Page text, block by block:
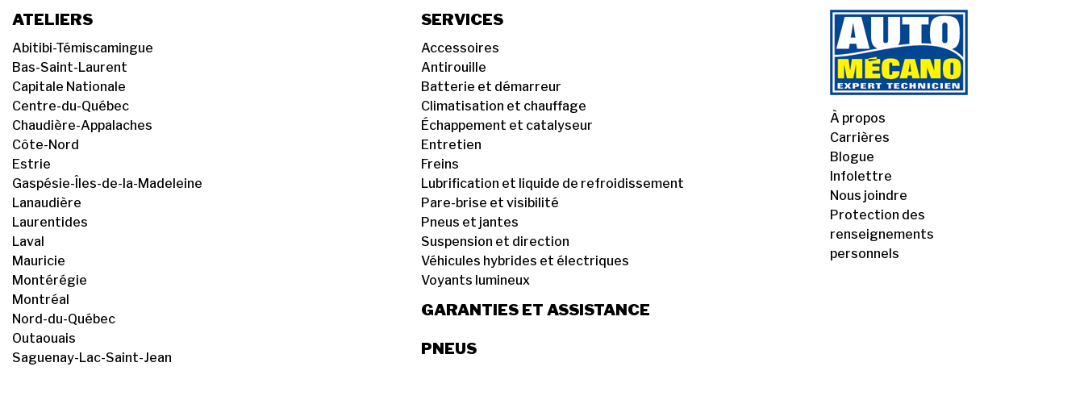
ATELIERS
Abitibi-Témiscamingue
Bas-Saint-Laurent
Capitale Nationale
Centre-du-Québec
Chaudière-Appalaches
Côte-Nord
Estrie
Gaspésie-Îles-de-la-Madeleine
Lanaudière
Laurentides
Laval
Mauricie
Montérégie
Montréal
Nord-du-Québec
Outaouais
Saguenay-Lac-Saint-Jean
SERVICES
Accessoires
Antirouille
Batterie et démarreur
Climatisation et chauffage
Échappement et catalyseur
Entretien
Freins
Lubrification et liquide de refroidissement
Pare-brise et visibilité
Pneus et jantes
Suspension et direction
Véhicules hybrides et électriques
Voyants lumineux
GARANTIES ET ASSISTANCE
PNEUS
À propos
Carrières
Blogue
Infolettre
Nous joindre
Protection des
renseignements
personnels